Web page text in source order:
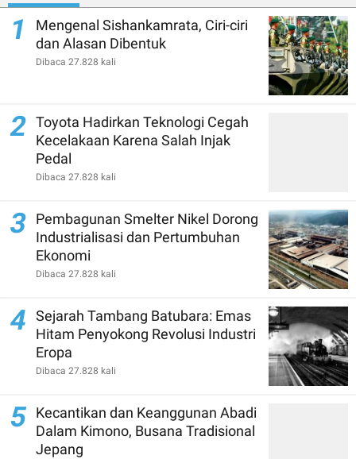
1
Mengenal Sishankamrata, Ciri-ciri
dan Alasan Dibentuk
Dibaca 27.828 kali
2 Toyota Hadirkan Teknologi Cegah
Kecelakaan Karena Salah Injak
Pedal
Dibaca 27.828 kali
3
Pembagunan Smelter Nikel Dorong
Industrialisasi dan Pertumbuhan
Ekonomi
Dibaca 27.828 kali
4
Sejarah Tambang Batubara: Emas
Hitam Penyokong Revolusi Industri
Eropa
Dibaca 27.828 kali
5 Kecantikan dan Keanggunan Abadi
Dalam Kimono, Busana Tradisional
Jepang